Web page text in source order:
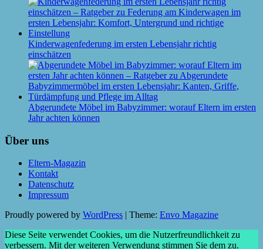
Kinderwagenfederung im ersten Lebensjahr richtig
einschätzen
Abgerundete Möbel im Babyzimmer: worauf Eltern im ersten
Jahr achten können
Über uns
Eltern-Magazin
Kontakt
Datenschutz
Impressum
Proudly powered by WordPress | Theme: Envo Magazine
Diese Seite verwendet Cookies, um die Nutzerfreundlichkeit zu
verbessern. Mit der weiteren Verwendung stimmen Sie dem zu.